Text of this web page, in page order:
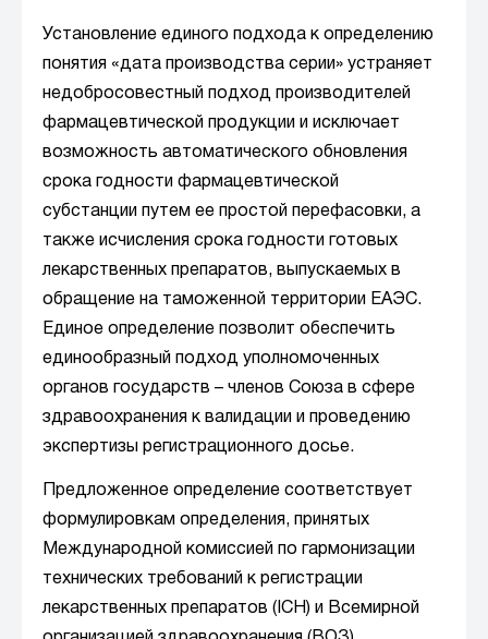
Установление единого подхода к определению
понятия «дата производства серии» устраняет
недобросовестный подход производителей
фармацевтической продукции и исключает
возможность автоматического обновления
срока годности фармацевтической
субстанции путем ее простой перефасовки, а
также исчисления срока годности готовых
лекарственных препаратов, выпускаемых в
обращение на таможенной территории ЕАЭС.
Единое определение позволит обеспечить
единообразный подход уполномоченных
органов государств – членов Союза в сфере
здравоохранения к валидации и проведению
экспертизы регистрационного досье.
Предложенное определение соответствует
формулировкам определения, принятых
Международной комиссией по гармонизации
технических требований к регистрации
лекарственных препаратов (ICH) и Всемирной